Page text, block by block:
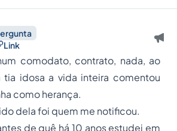
Link
comodato, contrato, nada, ao
tia idosa a vida inteira comentou
como herança.
dela foi quem me notificou.
de quê há 10 anos estudei em